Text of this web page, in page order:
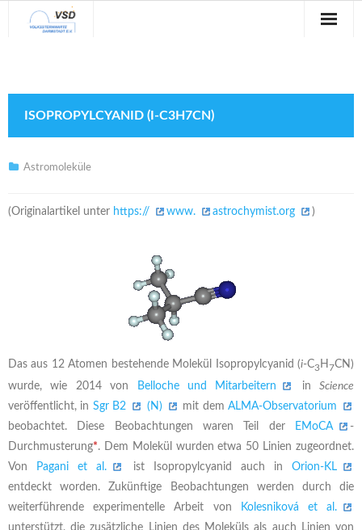
Veranstaltungen
Blog
Galerie
ISOPROPYLCYANID (I-C3H7CN)
Astromoleküle
(Originalartikel unter https:// www. astrochymist.org )
Das aus 12 Atomen bestehende Molekül Isopropylcyanid (i-C3H 7CN)
wurde, wie 2014 von
Belloche und Mitarbeitern in Science
veröffentlicht, in Sgr B2 (N) mit demALMA-Observatorium
beobachtet. Diese Beobachtungen waren Teil der
EMoCA
-
Durchmusterung*. Dem Molekül wurden etwa 50 Linien zugeordnet.
Von
Pagani et al. ist Isopropylcyanid auch in Orion-KL
entdeckt worden. Zukünftige Beobachtungen werden durch die
weiterführende experimentelle Arbeit von
Kolesniková et al.
unterstützt, die zusätzliche Linien des Moleküls als auch Linien von